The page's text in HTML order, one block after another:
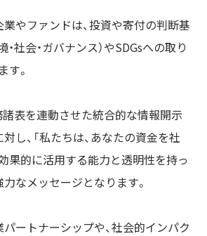
やファンドは、投資や寄付の判断基
・社会・ガバナンス）やSDGsへの取り
す。
表を連動させた統合的な情報開示
し、「私たちは、あなたの資金を社
果的に活用する能力と透明性を持っ
なメッセージとなります。
パートナーシップや、社会的インパク